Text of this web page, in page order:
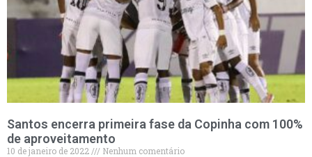
Santos encerra primeira fase da Copinha com 100%
de aproveitamento
10 de janeiro de 2022
Nenhum comentário